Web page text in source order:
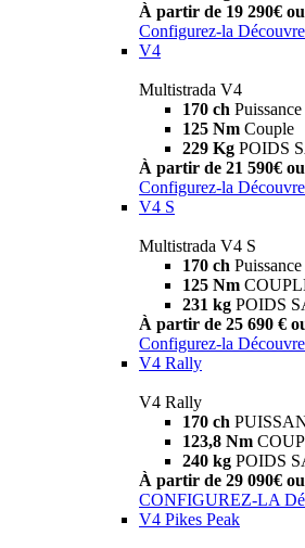
À partir de 19 290€
Configurez-la
V4
Multistrada V4
170 ch Puissance
125 Nm Couple
229 Kg POIDS
À partir de 21 590€
Configurez-la
V4 S
Multistrada V4 S
170 ch Puissance
125 Nm
231 kg POIDS
À partir de 25 690 €
Configurez-la
V4 Rally
V4 Rally
170 ch
123,8 Nm
240 kg POIDS
À partir de 29 090€
CONFIGUREZ-LA
V4 Pikes Peak